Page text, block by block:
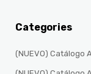
Categories
(NUEVO) Catálogo